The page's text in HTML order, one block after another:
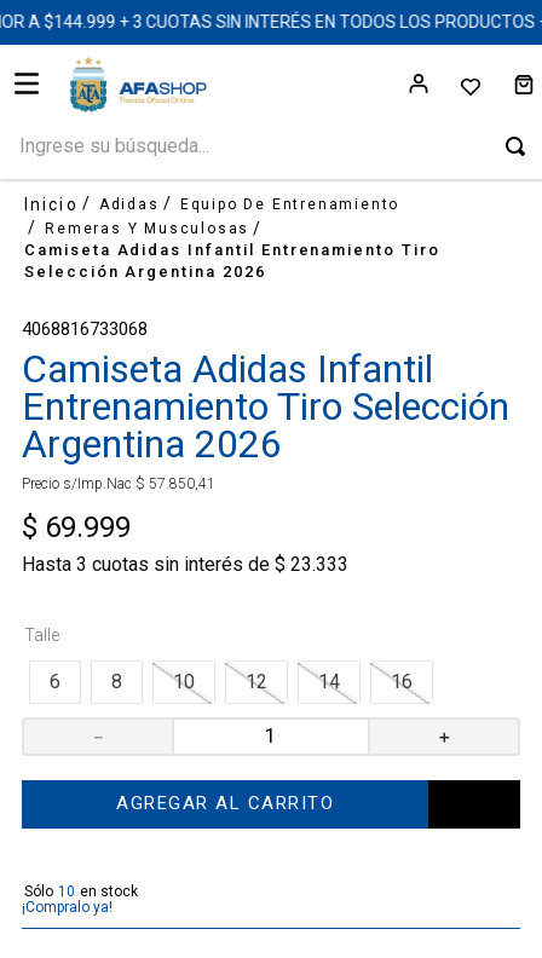
A $144.999 + 3 CUOTAS SIN INTERÉS EN TODOS LOS
Adidas
Equipo De Entrenamiento
Remeras Y Musculosas
Camiseta Adidas Infantil Entrenamiento Tiro
Selección Argentina 2026
4068816733068
Camiseta Adidas Infantil
Entrenamiento Tiro Selección
Argentina 2026
Precio s/Imp.Nac $ 57 850 41
$ 69.999
Hasta 3 cuotas sin interés de $ 23.333
Talle
6 8 10 12 14 16
＋
－
AGREGAR AL CARRITO
10
¡Compralo ya!